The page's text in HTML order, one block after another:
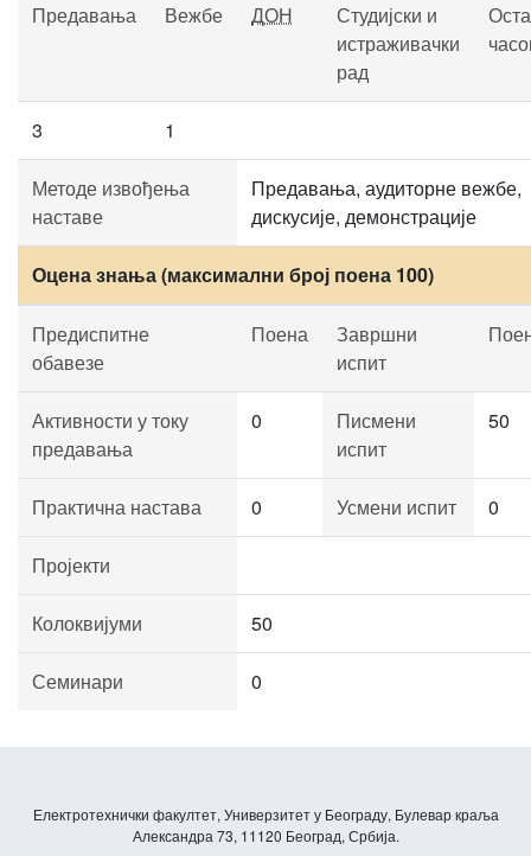
Предавања Вежбе ДОН
Студијски и
истраживачки
рад
3 1
Методе извођења
наставе
Предавања, аудиторне вежбе,
дискусије, демонстрације
Оцена знања (максимални број поена 100)
Предиспитне
обавезе
Поена
Завршни
испит
Активности у току
предавања
0
Писмени
испит
50
Практична настава 0 Усмени испит 0
Пројекти
Колоквијуми 50
Семинари 0
Електротехнички факултет, Универзитет у Београду, Булевар краља
Александра 73, 11120 Београд, Србија.